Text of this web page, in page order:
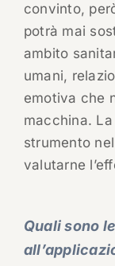
convinto,
potrà mai
ambito
umani,
emotiva che
macchina.
strumento
valutarne
Quali sono